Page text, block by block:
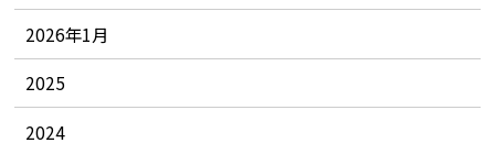
2026年1月
2025
2024